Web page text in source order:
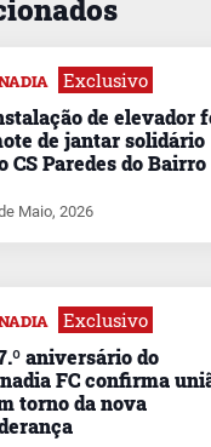
Exclusivo
de elevador
de jantar solidário
CS Paredes do Bairro
Maio, 2026
Exclusivo
aniversário do
FC confirma
torno da nova